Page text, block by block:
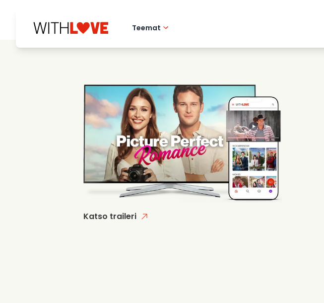
Teemat
Mysteerit
Katso traileri